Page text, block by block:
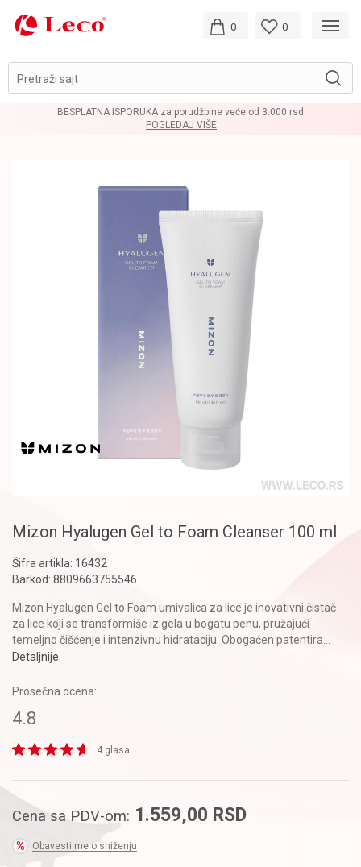
Pretraži sajt
0 0
BESPLATNA ISPORUKA za porudžbine veće od 3.000 rsd
POGLEDAJ VIŠE
Mizon Hyalugen Gel to Foam Cleanser 100 ml
Šifra artikla: 16432
Barkod: 8809663755546
Mizon Hyalugen Gel to Foam umivalica za lice je inovativni čistač
za lice koji se transformiše iz gela u bogatu penu, pružajući
temeljno čišćenje i intenzivnu hidrataciju. Obogaćen patentira
Detaljnije
Prosečna ocena:
4.8
4 glasa
Cena sa PDV-om: 1.559,00 RSD
Obavesti me o sniženju